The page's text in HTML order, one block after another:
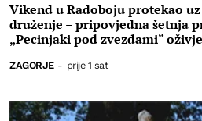
Vikend u Radoboju protekao
druženje – pripovjedna šetnja
„Pecinjaki pod zvezdami“
ZAGORJE - prije 1 sat